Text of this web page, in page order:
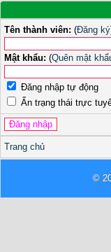
Tên thành viên: (Đăng ký
Mật khẩu: (Quên mật
Đăng nhập tự động
Ẩn trạng thái trực
Trang chủ
©